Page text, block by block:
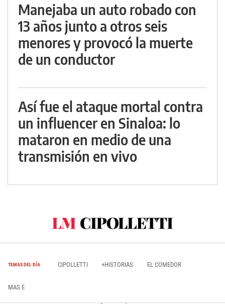
Manejaba un auto robado con
13 años junto a otros seis
menores y provocó la muerte
de un conductor
Así fue el ataque mortal contra
un influencer en Sinaloa: lo
mataron en medio de una
transmisión en vivo
TEMAS DEL DÍA CIPOLLETTI +HISTORIAS EL COMEDOR
MAS E